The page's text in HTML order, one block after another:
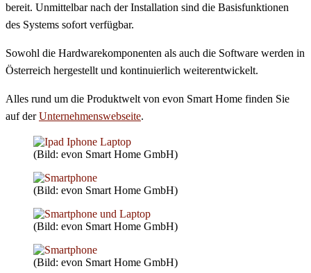
bereit. Unmittelbar nach der Installation sind die Basisfunktionen
des Systems sofort verfügbar.
Sowohl die Hardwarekomponenten als auch die Software werden in
Österreich hergestellt und kontinuierlich weiterentwickelt.
Alles rund um die Produktwelt von evon Smart Home finden Sie
auf derUnternehmenswebseite.
(Bild: evon Smart Home GmbH)
(Bild: evon Smart Home GmbH)
(Bild: evon Smart Home GmbH)
(Bild: evon Smart Home GmbH)